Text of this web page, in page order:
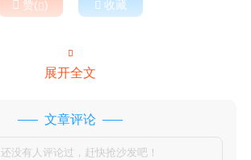
 赞()  收藏

展开全文
文章评论
还没有人评论过，赶快抢沙发吧！